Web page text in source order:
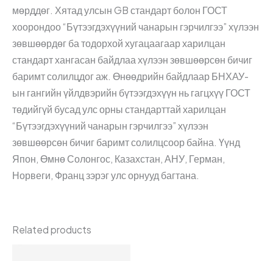
мөрддөг. Хятад улсын GB стандарт болон ГОСТ
хоорондоо “Бүтээгдэхүүний чанарын гэрчилгээ” хүлээн
зөвшөөрдөг ба тодорхой хугацаагаар харилцан
стандарт хангасан байдлаа хүлээн зөвшөөрсөн бичиг
баримт солилцдог аж. Өнөөдрийн байдлаар БНХАУ-
ын гангийн үйлдвэрийн бүтээгдэхүүн нь гагцхүү ГОСТ
төдийгүй бусад улс орны стандарттай харилцан
“Бүтээгдэхүүний чанарын гэрчилгээ” хүлээн
зөвшөөрсөн бичиг баримт солилцсоор байна. Үүнд
Япон, Өмнө Солонгос, Казахстан, АНУ, Герман,
Норвеги, Франц зэрэг улс орнууд багтана.
Related products